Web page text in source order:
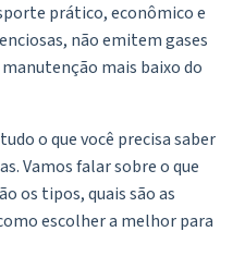
prático, econômico e
não emitem gases
mais baixo do
o que você precisa saber
Vamos falar sobre o que
os tipos, quais são as
escolher a melhor para